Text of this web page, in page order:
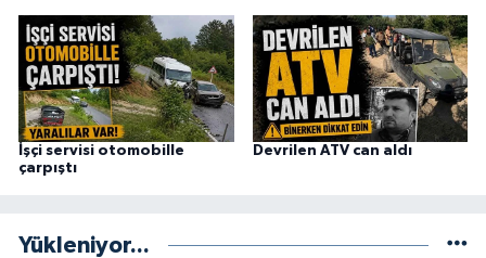
İşçi servisi otomobille
çarpıştı
Devrilen ATV can aldı
Yükleniyor...